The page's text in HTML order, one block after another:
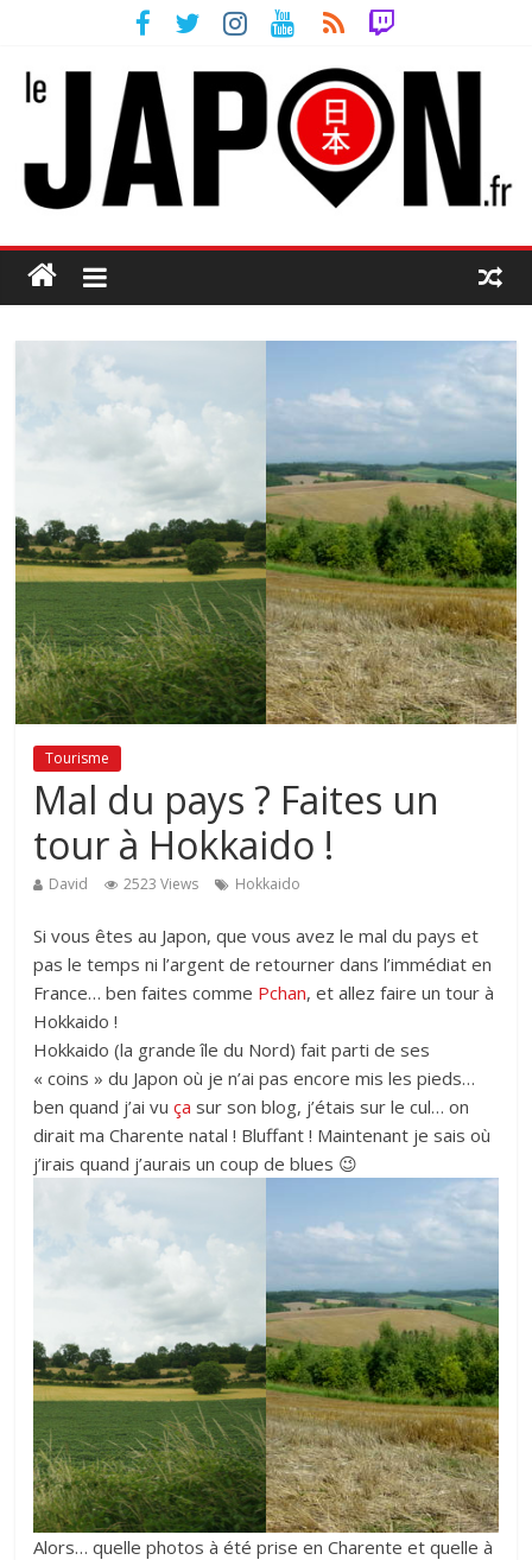
Tourisme
Mal du pays ? Faites un
tour à Hokkaido !
David 2523 Views Hokkaido
Si vous êtes au Japon, que vous avez le mal du pays et
pas le temps ni l’argent de retourner dans l’immédiat en
France… ben faites comme Pchan, et allez faire un tour à
Hokkaido !
Hokkaido (la grande île du Nord) fait parti de ses
« coins » du Japon où je n’ai pas encore mis les pieds…
ben quand j’ai vuça sur son blog, j’étais sur le cul… on
dirait ma Charente natal ! Bluffant ! Maintenant je sais où
j’irais quand j’aurais un coup de blues 😉
Alors… quelle photos à été prise en Charente et quelle à